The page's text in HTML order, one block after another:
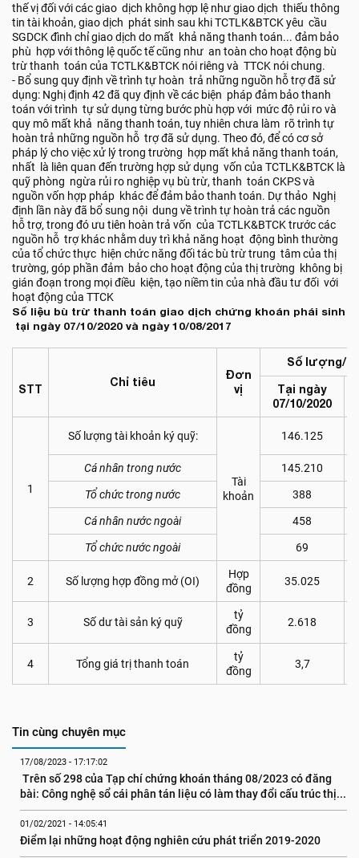
thế vị đối với các giao dịch không hợp lệ như giao dịch thiếu thông
tin tài khoản, giao dịch phát sinh sau khi TCTLK&BTCK yêu cầu
SGDCK đình chỉ giao dịch do mất khả năng thanh toán... đảm bảo
phù hợp với thông lệ quốc tế cũng như an toàn cho hoạt động bù
trừ thanh toán của TCTLK&BTCK nói riêng và TTCK nói chung.
- Bổ sung quy định về trình tự hoàn trả những nguồn hỗ trợ đã sử
dụng: Nghị định 42 đã quy định về các biện pháp đảm bảo thanh
toán với trình tự sử dụng từng bước phù hợp với mức độ rủi ro và
quy mô mất khả năng thanh toán, tuy nhiên chưa làm rõ trình tự
hoàn trả những nguồn hỗ trợ đã sử dụng. Theo đó, để có cơ sở
pháp lý cho việc xử lý trong trường hợp mất khả năng thanh toán,
nhất là liên quan đến trường hợp sử dụng vốn của TCTLK&BTCK là
quỹ phòng ngừa rủi ro nghiệp vụ bù trừ, thanh toán CKPS và
nguồn vốn hợp pháp khác để đảm bảo thanh toán. Dự thảo Nghị
định lần này đã bổ sung nội dung về trình tự hoàn trả các nguồn
hỗ trợ, trong đó ưu tiên hoàn trả vốn của TCTLK&BTCK trước các
nguồn hỗ trợ khác nhằm duy trì khả năng hoạt động bình thường
của tổ chức thực hiện chức năng đối tác bù trừ trung tâm của thị
trường, góp phần đảm bảo cho hoạt động của thị trường không bị
gián đoạn trong mọi điều kiện, tạo niềm tin của nhà đầu tư đối với
hoạt động của TTCK
Số liệu bù trừ thanh toán giao dịch chứng khoán phái sinh
tại ngày 07/10/2020 và ngày 10/08/2017
STT
Chỉ tiêu
Đơn
vị
Số lượng/
Tại ngày
07/10/2020
1
Số lượng tài khoản ký quỹ:
Tài
khoản
146.125
Cá nhân trong nước 145.210
Tổ chức trong nước 388
Cá nhân nước ngoài 458
Tổ chức nước ngoài 69
2 Số lượng hợp đồng mở (OI)
Hợp
đồng
35.025
3 Số dư tài sản ký quỹ
tỷ
đồng
2.618
4 Tổng giá trị thanh toán
tỷ
đồng
3,7
Tin cùng chuyên mục
17/08/2023 - 17:17:02
Trên số 298 của Tạp chí chứng khoán tháng 08/2023 có đăng
bài: Công nghệ sổ cái phân tán liệu có làm thay đổi cấu trúc thị...
01/02/2021 - 14:05:41
Điểm lại những hoạt động nghiên cứu phát triển 2019-2020